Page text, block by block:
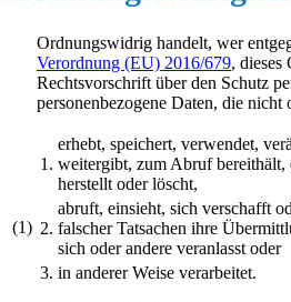
(1)
Ordnungswidrig handelt, wer
Verordnung (EU) 2016/679, dieses
Rechtsvorschrift über den Schutz
personenbezogene Daten, die
1.
erhebt, speichert, verwendet,
weitergibt, zum Abruf bereithält,
herstellt oder löscht,
2.
abruft, einsieht, sich verschafft
falscher Tatsachen ihre
sich oder andere veranlasst oder
3. in anderer Weise verarbeitet.